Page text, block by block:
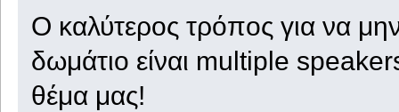
Ο καλύτερος τρόπος για να
δωμάτιο είναι multiple
θέμα μας!